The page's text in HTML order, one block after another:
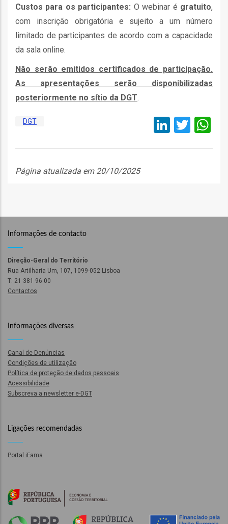
Custos para os participantes: O webinar é gratuito,
com inscrição obrigatória e sujeito a um número
limitado de participantes de acordo com a capacidade
da sala online.
Não serão emitidos certificados de participação.
As apresentações serão disponibilizadas
posteriormente no sítio da DGT.
DGT
Página atualizada em 20/10/2025
Informações de contacto
Direção-Geral do Território
Rua Artilharia Um, 107, 1099-052 Lisboa
T: 21 381 96 00
Contactos
Informações diversas
Canal de Denúncias
Condições de utilização
Política de proteção de dados pessoais
Acessibilidade
Subscreva a newsletter e-DGT
Ligações recomendadas
Portal iFama